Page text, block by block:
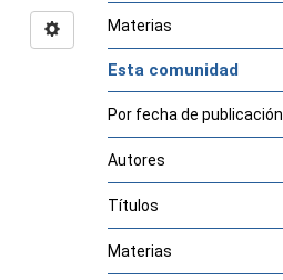
Materias
Esta comunidad
Por fecha de publicación
Autores
Títulos
Materias